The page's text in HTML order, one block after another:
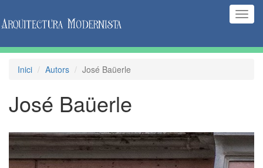
Inici Autors José Baüerle
José Baüerle